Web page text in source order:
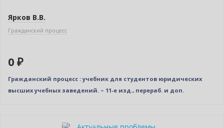
Ярков В.В.
Гражданский процесс
0 ₽
Гражданский процесс : учебник для студентов юридических
высших учебных заведений. – 11-е изд., перераб. и доп.
Индивидуальный подход